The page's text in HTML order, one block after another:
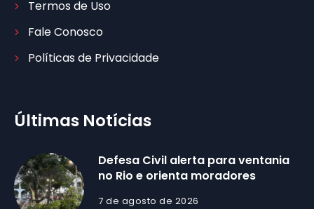
Termos de Uso
Fale Conosco
Políticas de Privacidade
Últimas Notícias
Defesa Civil alerta para ventania
no Rio e orienta moradores
7 de agosto de 2026